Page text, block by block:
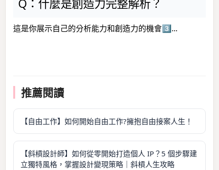
Q：什麼是創造力完整解析？
這是你展示自己的分析能力和創造力的機會3️⃣...
推薦閱讀
【自由工作】如何開始自由工作?擁抱自由接案人生！
【斜槓設計師】如何從零開始打造個人 IP？5 個步驟建
立獨特風格，掌握設計變現策略｜斜槓人生攻略